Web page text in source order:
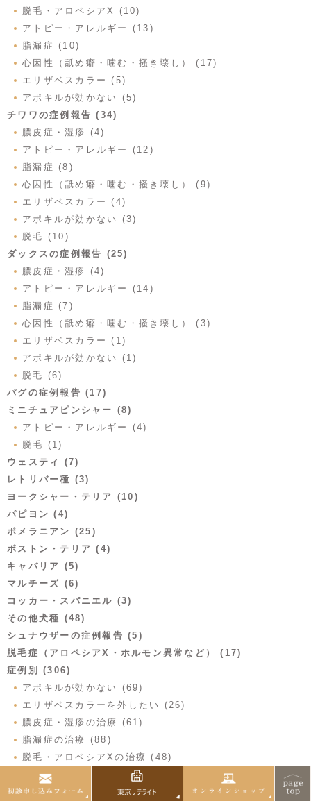
脱毛・アロペシアX (10)
アトピー・アレルギー (13)
脂漏症 (10)
心因性（舐め癖・噛む・掻き壊し） (17)
エリザベスカラー (5)
アポキルが効かない (5)
チワワの症例報告 (34)
膿皮症・湿疹 (4)
アトピー・アレルギー (12)
脂漏症 (8)
心因性（舐め癖・噛む・掻き壊し） (9)
エリザベスカラー (4)
アポキルが効かない (3)
脱毛 (10)
ダックスの症例報告 (25)
膿皮症・湿疹 (4)
アトピー・アレルギー (14)
脂漏症 (7)
心因性（舐め癖・噛む・掻き壊し） (3)
エリザベスカラー (1)
アポキルが効かない (1)
脱毛 (6)
パグの症例報告 (17)
ミニチュアピンシャー (8)
アトピー・アレルギー (4)
脱毛 (1)
ウェスティ (7)
レトリバー種 (3)
ヨークシャー・テリア (10)
パピヨン (4)
ポメラニアン (25)
ボストン・テリア (4)
キャバリア (5)
マルチーズ (6)
コッカー・スパニエル (3)
その他犬種 (48)
シュナウザーの症例報告 (5)
脱毛症（アロペシアX・ホルモン異常など） (17)
症例別 (306)
アポキルが効かない (69)
エリザベスカラーを外したい (26)
膿皮症・湿疹の治療 (61)
脂漏症の治療 (88)
脱毛・アロペシアXの治療 (48)
スキンケアが有効な症例 (83)
サプリメントが有効な症例 (152)